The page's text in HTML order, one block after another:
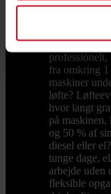
udstyr.
afhænger af
du klare dig
"edderkop"-
fra omkring 1
maskiner
løfte?
hvor langt
på
og 50 % af
diesel eller
tunge dage,
arbejde uden
fleksible